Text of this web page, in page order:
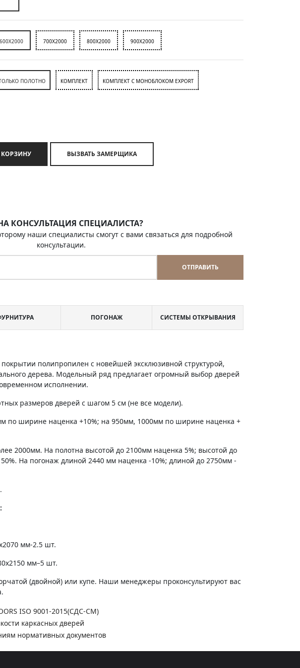
600X2000 700X2000 800X2000 900X2000
ПОЛОТНО КОМПЛЕКТ КОМПЛЕКТ С МОНОБЛОКОМ EXPORT
ДОБАВИТЬ В КОРЗИНУ ВЫЗВАТЬ ЗАМЕРЩИКА
КОНСУЛЬТАЦИЯ СПЕЦИАЛИСТА?
наши специалисты смогут с вами связаться для подробной
консультации.
ОТПРАВИТЬ
ПОГОНАЖ СИСТЕМЫ ОТКРЫВАНИЯ
полипропилен с новейшей эксклюзивной структурой,
дерева. Модельный ряд предлагает огромный выбор дверей
исполнении.
размеров дверей с шагом 5 см (не все модели).
по ширине наценка +10%; на 950мм, 1000мм по ширине наценка +
2000мм. На полотна высотой до 2100мм наценка 5%; высотой до
50%. На погонаж длиной 2440 мм наценка -10%; длиной до 2750мм -
мм-2.5 шт.
мм–5 шт.
(двойной) или купе. Наши менеджеры проконсультируют вас
ISO 9001-2015(СДС-СМ)
каркасных дверей
нормативных документов